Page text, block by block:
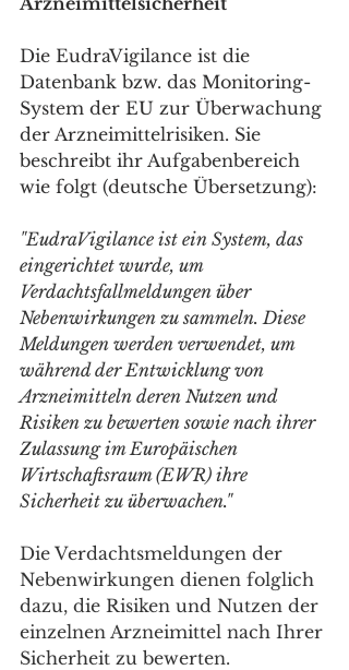
Die EudraVigilance ist die
Datenbank bzw. das Monitoring-
System der EU zur Überwachung
der Arzneimittelrisiken. Sie
beschreibt ihr Aufgabenbereich
wie folgt (deutsche Übersetzung):
"EudraVigilance ist ein System, das
eingerichtet wurde, um
Verdachtsfallmeldungen über
Nebenwirkungen zu sammeln. Diese
Meldungen werden verwendet, um
während der Entwicklung von
Arzneimitteln deren Nutzen und
Risiken zu bewerten sowie nach ihrer
Zulassung im Europäischen
Wirtschaftsraum (EWR) ihre
Sicherheit zu überwachen."
Die Verdachtsmeldungen der
Nebenwirkungen dienen folglich
dazu, die Risiken und Nutzen der
einzelnen Arzneimittel nach Ihrer
Sicherheit zu bewerten.